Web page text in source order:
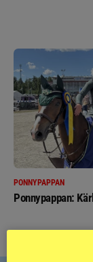
PONNYPAPPAN
Ponnypappan: